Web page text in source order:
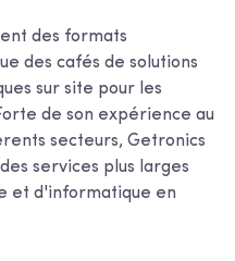
des formats
des cafés de solutions
sur site pour les
de son expérience au
secteurs, Getronics
services plus larges
et d'informatique en